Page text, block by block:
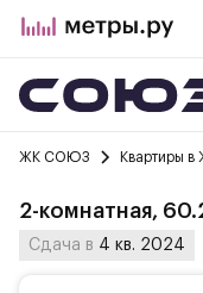
ЖК СОЮЗ Квартиры
2-комнатная,
Сдача в 4 кв. 2024